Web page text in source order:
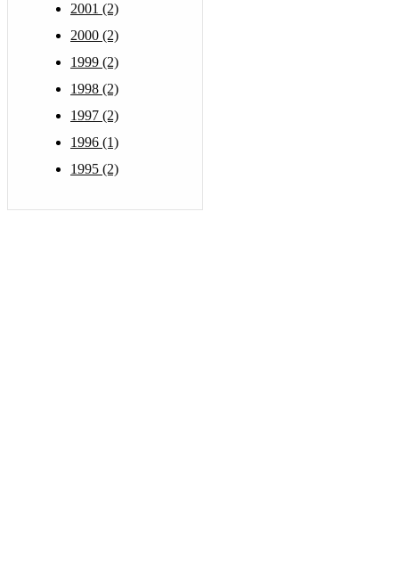
2001 (2)
2000 (2)
1999 (2)
1998 (2)
1997 (2)
1996 (1)
1995 (2)